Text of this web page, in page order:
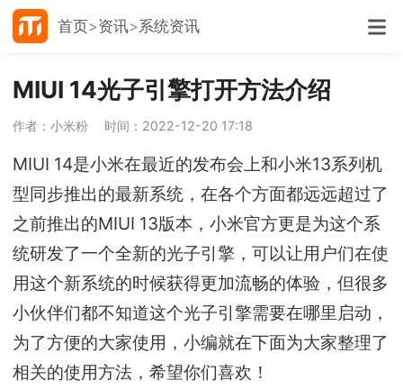
首页 资讯 系统资讯
MIUI 14光子引擎打开方法介绍
作者：小米粉 时间：2022-12-20 17:18
MIUI 14是小米在最近的发布会上和小米13系列机
型同步推出的最新系统，在各个方面都远远超过了
之前推出的MIUI 13版本，小米官方更是为这个系
统研发了一个全新的光子引擎，可以让用户们在使
用这个新系统的时候获得更加流畅的体验，但很多
小伙伴们都不知道这个光子引擎需要在哪里启动，
为了方便的大家使用，小编就在下面为大家整理了
相关的使用方法，希望你们喜欢！